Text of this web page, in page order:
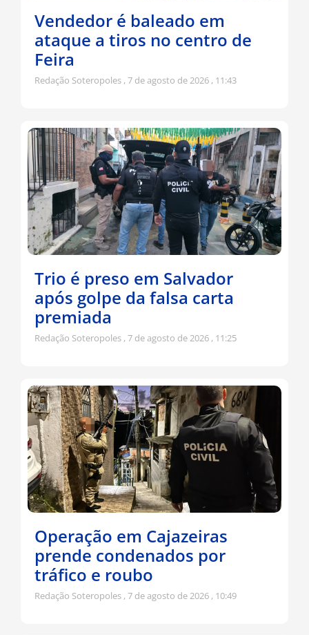
Vendedor é baleado em
ataque a tiros no centro de
Feira
Redação Soteropoles 7 de agosto de 2026 11:43
Trio é preso em Salvador
após golpe da falsa carta
premiada
Redação Soteropoles 7 de agosto de 2026 11:25
Operação em Cajazeiras
prende condenados por
tráfico e roubo
Redação Soteropoles 7 de agosto de 2026 10:49